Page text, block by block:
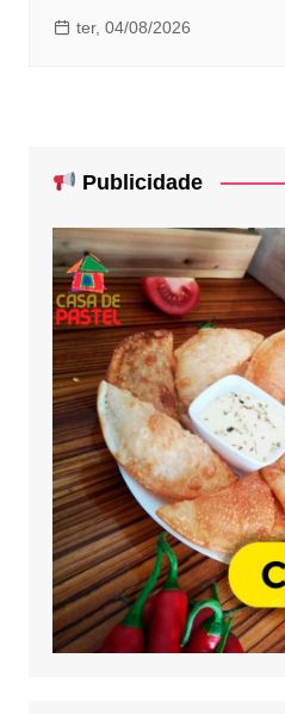
ter, 04/08/2026
Publicidade